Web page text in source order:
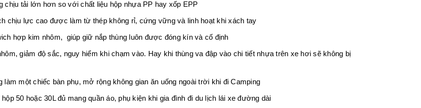
chịu tải lớn hơn so với chất liệu hộp nhựa PP hay xốp EPP
chịu lực cao được làm từ thép không rỉ, cứng vững và linh hoạt khi xách tay
hợp kim nhôm, giúp giữ nắp thùng luôn được đóng kín và cố định
giảm độ sắc, nguy hiểm khi chạm vào. Hay khi thùng va đập vào chi tiết nhựa trên xe hơi sẽ không bị
làm một chiếc bàn phụ, mở rộng không gian ăn uống ngoài trời khi đi Camping
50 hoặc 30L đủ mang quần áo, phụ kiện khi gia đình đi du lịch lái xe đường dài